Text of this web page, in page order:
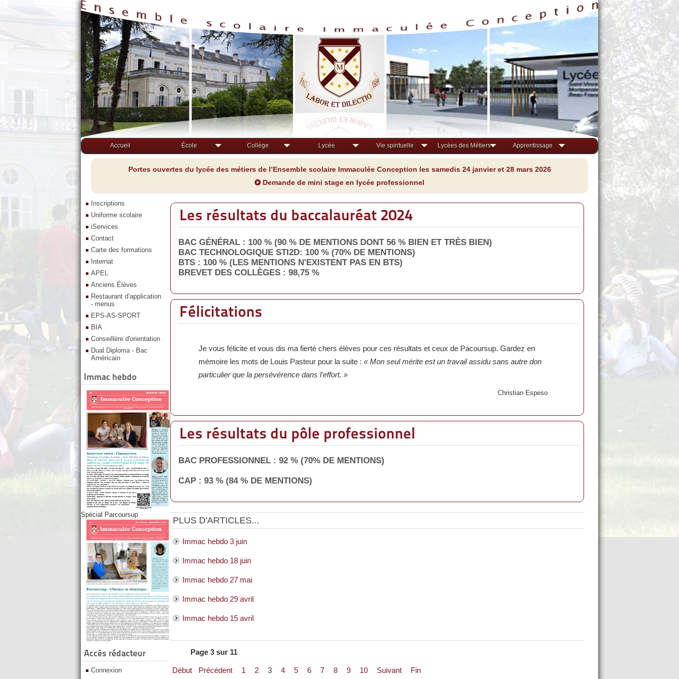
Accueil École Collège Lycée Vie spirituelle Lycées des Métiers Apprentissage
Portes ouvertes du lycée des métiers de l’Ensemble scolaire Immaculée Conception les samedis 24 janvier et 28 mars 2026
Demande de mini stage en lycée professionnel
Inscriptions
Uniforme scolaire
iServices
Contact
Carte des formations
Internat
APEL
Anciens Élèves
Restaurant d’application
- menus
EPS-AS-SPORT
BIA
Conseillère d'orientation
Dual Diploma - Bac
Américain
Immac hebdo
Spécial Parcoursup
Accès rédacteur
Connexion
Les résultats du baccalauréat 2024
BAC GÉNÉRAL : 100 % (90 % DE MENTIONS DONT 56 % BIEN ET TRÈS BIEN)
BAC TECHNOLOGIQUE STI2D: 100 % (70% DE MENTIONS)
BTS : 100 % (LES MENTIONS N'EXISTENT PAS EN BTS)
BREVET DES COLLÈGES : 98,75 %
Félicitations
Je vous félicite et vous dis ma fierté chers élèves pour ces résultats et ceux de Pacoursup. Gardez en
mémoire les mots de Louis Pasteur pour la suite :« Mon seul mérite est un travail assidu sans autre don
particulier que la persévérence dans l'effort. »
Christian Espeso
Les résultats du pôle professionnel
BAC PROFESSIONNEL : 92 % (70% DE MENTIONS)
CAP : 93 % (84 % DE MENTIONS)
PLUS D'ARTICLES...
Immac hebdo 3 juin
Immac hebdo 18 juin
Immac hebdo 27 mai
Immac hebdo 29 avril
Immac hebdo 15 avril
Page 3 sur 11
Début Précédent 1 2 3 4 5 6 7 8 9 10 Suivant Fin